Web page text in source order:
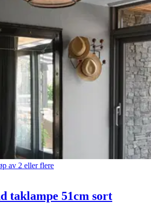
av 2 eller flere
taklampe 51cm sort